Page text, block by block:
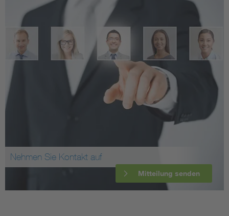
Nehmen Sie Kontakt auf
Mitteilung senden